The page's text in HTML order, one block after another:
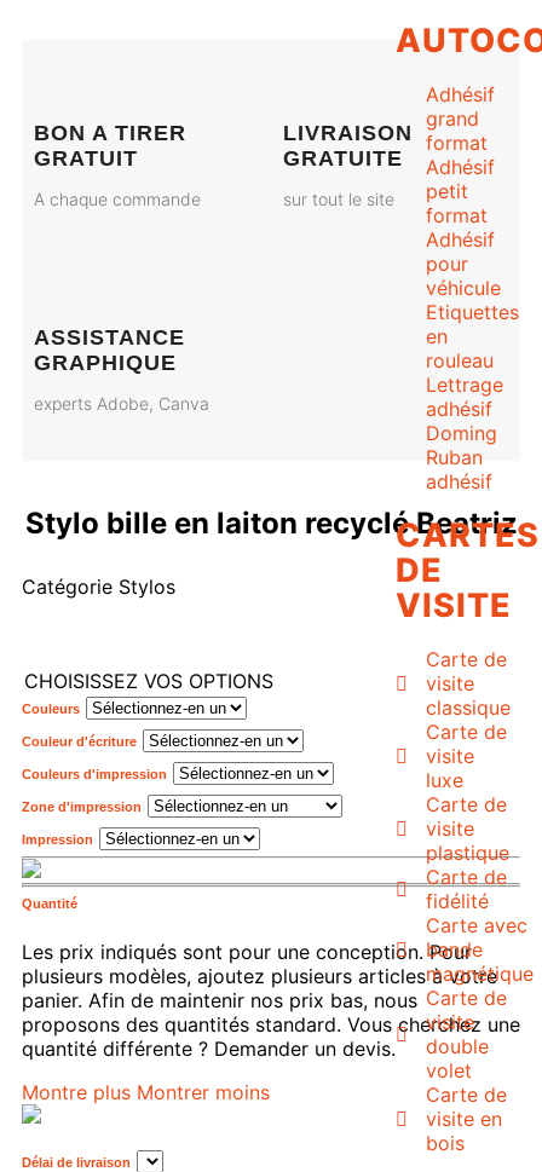
Adhésif
grand
format
Adhésif
petit
format
Adhésif
pour
véhicule
Etiquettes
en
rouleau
Lettrage
adhésif
Doming
Ruban
adhésif
CARTES
DE
VISITE
Carte de
visite
classique
Carte de
visite
luxe
Carte de
visite
plastique
Carte de
fidélité
Carte avec
bande
magnétique
Carte de
visite
double
volet
Carte de
visite en
bois
BON A TIRER
GRATUIT
A chaque commande
LIVRAISON
GRATUITE
sur tout le site
ASSISTANCE
GRAPHIQUE
experts Adobe, Canva
Stylo bille en laiton recyclé Beatriz
Catégorie Stylos
CHOISISSEZ VOS OPTIONS
Couleurs
Couleur d'écriture
Couleurs d'impression
Zone d'impression
Impression
Quantité
Les prix indiqués sont pour une conception. Pour
plusieurs modèles, ajoutez plusieurs articles à votre
panier. Afin de maintenir nos prix bas, nous
proposons des quantités standard. Vous cherchez une
quantité différente ? Demander un devis.
Montre plus Montrer moins
Délai de livraison